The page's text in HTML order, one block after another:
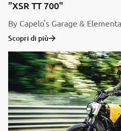
"XSR TT 700"
By Capelo's Garage &
Scopri di più